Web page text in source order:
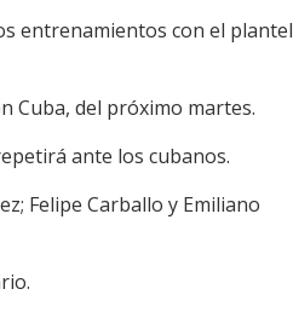
entrenamientos con el plantel
Cuba, del próximo martes.
ante los cubanos.
Felipe Carballo y Emiliano